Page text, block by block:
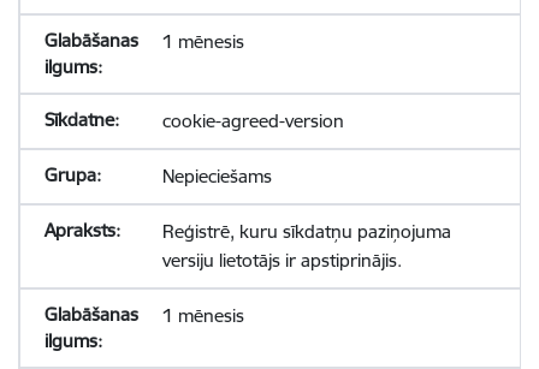
1 mēnesis
cookie-agreed-version
Nepieciešams
Reģistrē, kuru sīkdatņu paziņojuma
versiju lietotājs ir apstiprinājis.
1 mēnesis